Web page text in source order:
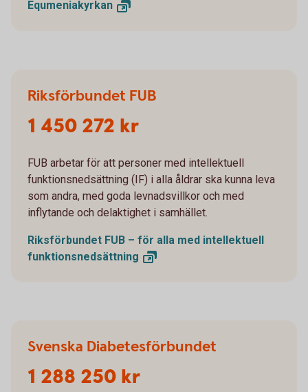
Equmeniakyrkan
Riksförbundet FUB
1 450 272 kr
FUB arbetar för att personer med intellektuell
funktionsnedsättning (IF) i alla åldrar ska kunna leva
som andra, med goda levnadsvillkor och med
inflytande och delaktighet i samhället.
Riksförbundet FUB – för alla med intellektuell
funktionsnedsättning
Svenska Diabetesförbundet
1 288 250 kr